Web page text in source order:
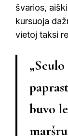
švarios,
kursuoja
vietoj taksi
buvo